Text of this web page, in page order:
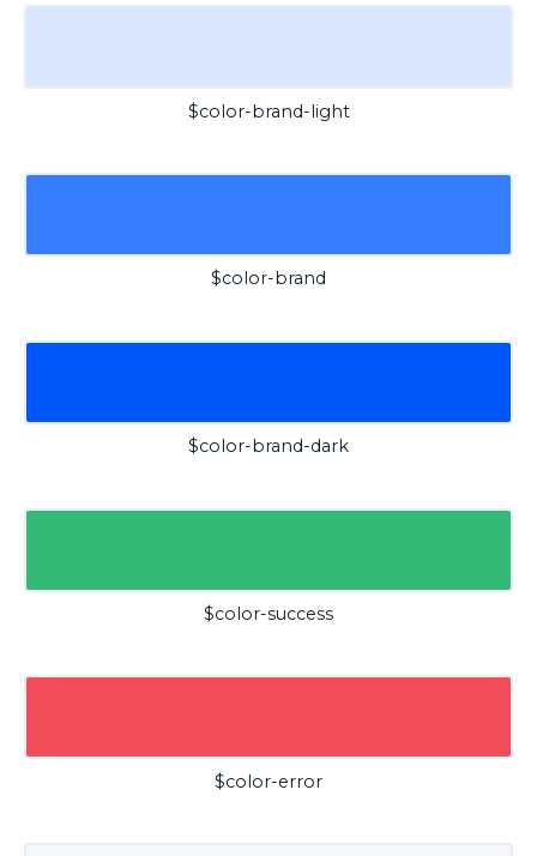
$color-brand-light
$color-brand
$color-brand-dark
$color-success
$color-error